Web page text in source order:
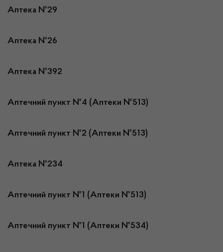
Аптека №29
Аптека №26
Аптека №392
Аптечний пункт №4 (Аптеки №513)
Аптечний пункт №2 (Аптеки №513)
Аптека №234
Аптечний пункт №1 (Аптеки №513)
Аптечний пункт №1 (Аптеки №534)